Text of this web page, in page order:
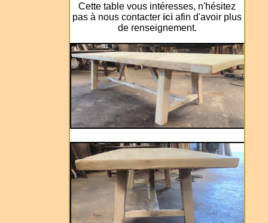
Cette table vous intéresses, n'hésitez
pas à nous contacter iciafin d'avoir plus
de renseignement.